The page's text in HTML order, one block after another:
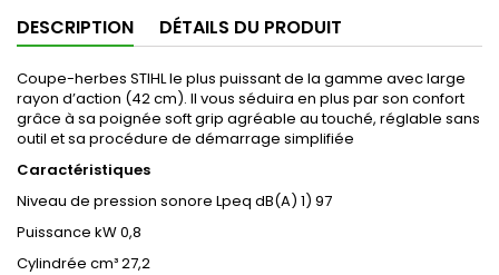
DESCRIPTION DÉTAILS DU PRODUIT
Coupe-herbes STIHL le plus puissant de la gamme avec large
rayon d’action (42 cm). Il vous séduira en plus par son confort
grâce à sa poignée soft grip agréable au touché, réglable sans
outil et sa procédure de démarrage simplifiée
Caractéristiques
Niveau de pression sonore Lpeq dB(A) 1) 97
Puissance kW0,8
Cylindrée cm³27,2